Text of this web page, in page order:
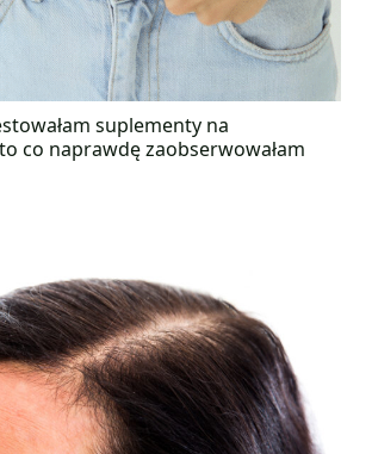
suplementy na
co naprawdę zaobserwowałam